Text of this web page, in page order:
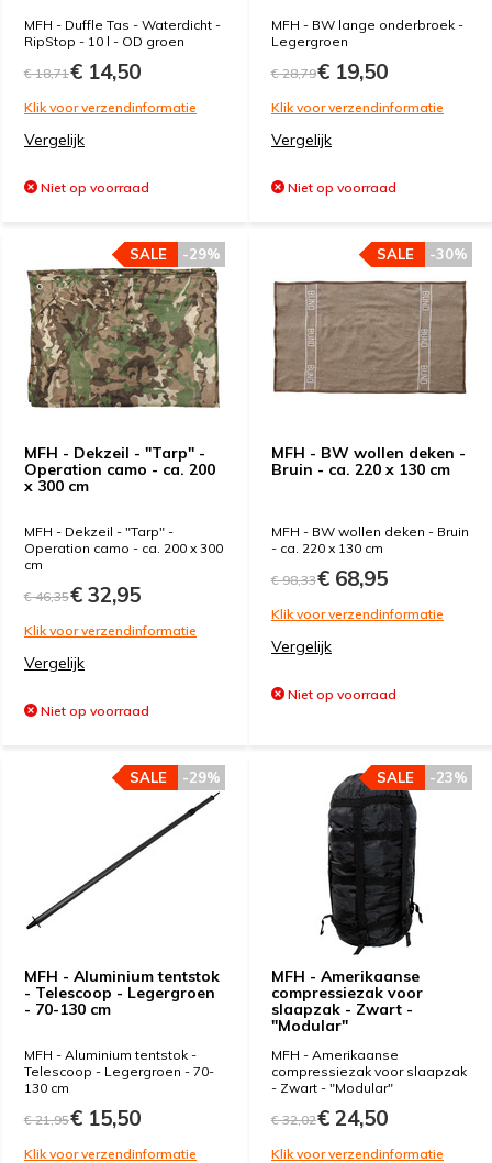
MFH - Duffle Tas - Waterdicht -
RipStop - 10 l - OD groen
€ 18,71€ 14,50
Klik voor verzendinformatie
Vergelijk
Niet op voorraad
MFH - BW lange onderbroek -
Legergroen
€ 28,79€ 19,50
Klik voor verzendinformatie
Vergelijk
Niet op voorraad
MFH - Dekzeil - "Tarp" -
Operation camo - ca. 200
x 300 cm
-29%
SALE
MFH - Dekzeil - "Tarp" -
Operation camo - ca. 200 x 300
cm
€ 46,35€ 32,95
Klik voor verzendinformatie
Vergelijk
Niet op voorraad
MFH - BW wollen deken -
Bruin - ca. 220 x 130 cm
-30%
SALE
MFH - BW wollen deken - Bruin
- ca. 220 x 130 cm
€ 98,33€ 68,95
Klik voor verzendinformatie
Vergelijk
Niet op voorraad
MFH - Aluminium tentstok
- Telescoop - Legergroen
- 70-130 cm
-29%
SALE
MFH - Aluminium tentstok -
Telescoop - Legergroen - 70-
130 cm
€ 21,95€ 15,50
Klik voor verzendinformatie
MFH - Amerikaanse
compressiezak voor
slaapzak - Zwart -
"Modular"
-23%
SALE
MFH - Amerikaanse
compressiezak voor slaapzak
- Zwart - "Modular"
€ 32,02€ 24,50
Klik voor verzendinformatie